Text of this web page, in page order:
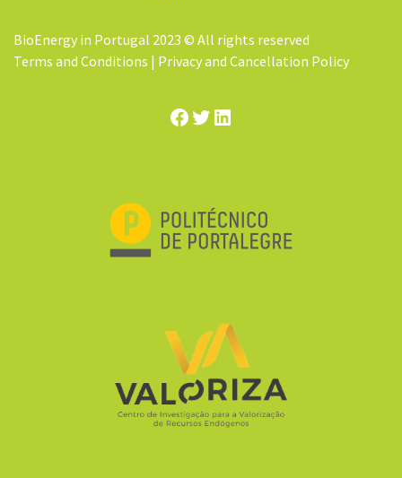
BioEnergy in Portugal 2023 © All rights reserved
Terms and Conditions | Privacy and Cancellation Policy
Facebook
Twitter
LinkedIn